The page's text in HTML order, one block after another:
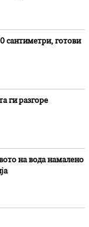
сантиметри, готови
ги разгоре
на вода намалено